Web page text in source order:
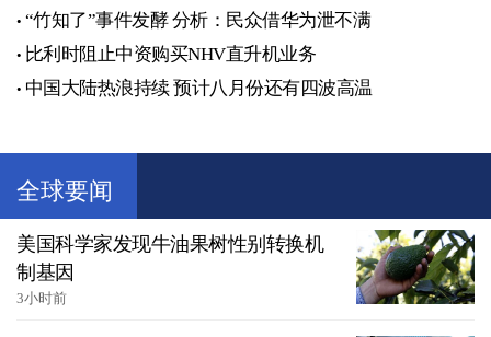
“竹知了”事件发酵 分析：民众借华为泄不满
比利时阻止中资购买NHV直升机业务
中国大陆热浪持续 预计八月份还有四波高温
全球要闻
美国科学家发现牛油果树性别转换机
制基因
3小时前